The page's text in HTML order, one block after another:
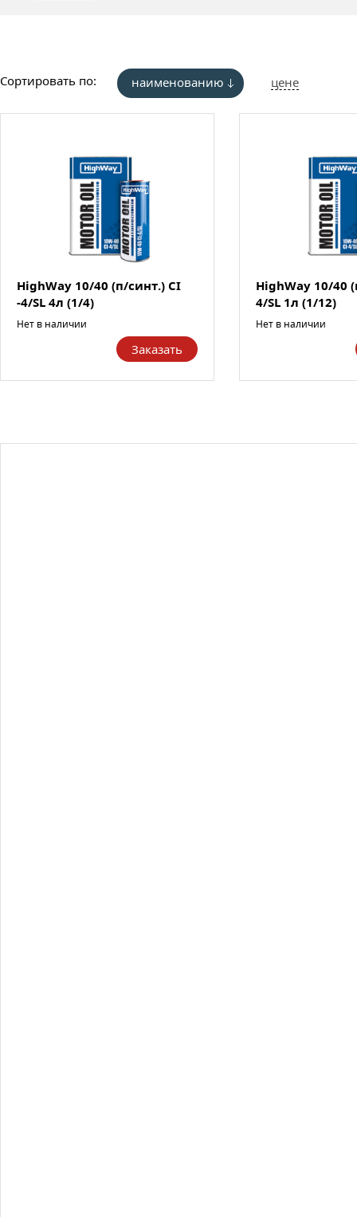
Сортировать по: наименованию цене
HighWay 10/40 (п/синт.) CI
-4/SL 4л (1/4)
Нет в наличии
Заказать
HighWay 10/40
4/SL 1л (1/12)
Нет в наличии